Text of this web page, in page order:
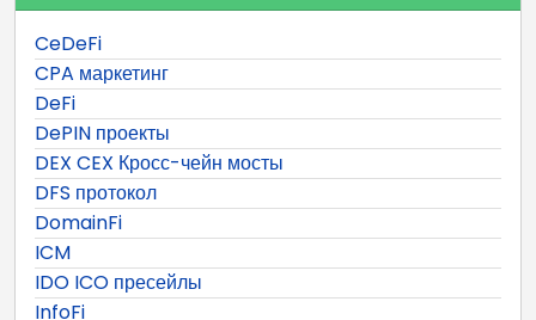
CeDeFi
CPA маркетинг
DeFi
DePIN проекты
DEX CEX Кросс-чейн мосты
DFS протокол
DomainFi
ICM
IDO ICO пресейлы
InfoFi